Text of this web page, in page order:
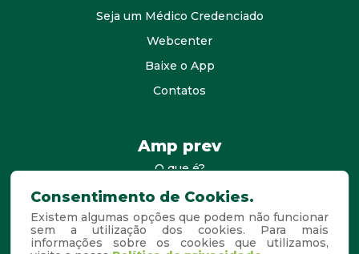
Seja um Médico Credenciado
Webcenter
Baixe o App
Contatos
Amp prev
O que é?
consultores
Agende Sua Visita
Perguntas Frequentes
Consentimento de Cookies.
Existem algumas opções que podem não funcionar
sem a utilização dos cookies. Para mais
informações sobre os cookies que utilizamos,